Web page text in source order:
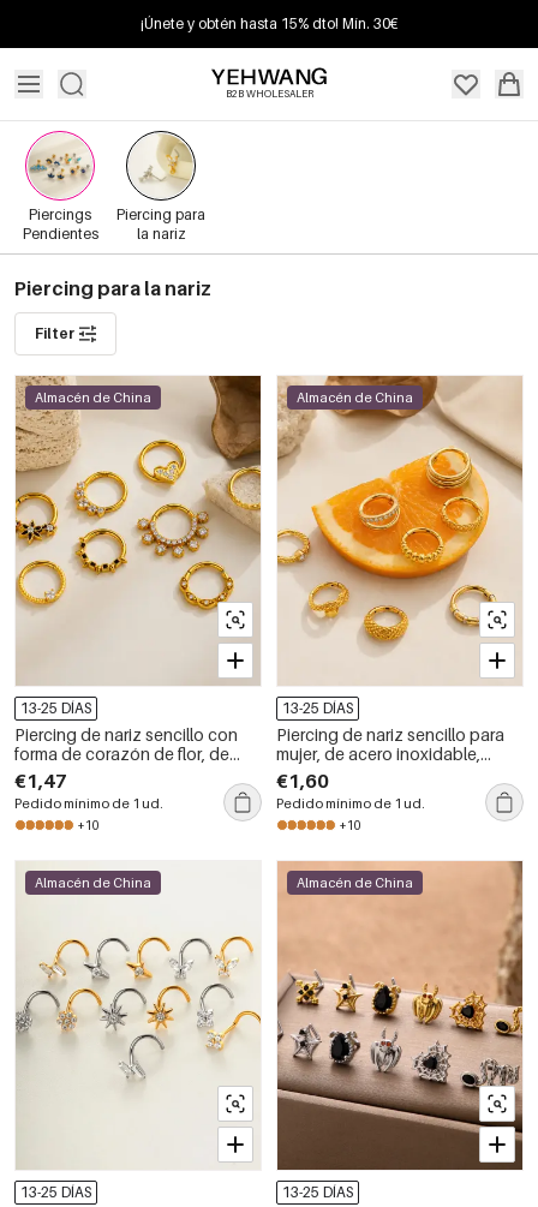
¡Únete y obtén hasta 15% dto! Mín. 30€
B2B WHOLESALER
Piercings
Pendientes
Piercing para
la nariz
Piercing para la nariz
Filter
Almacén de China
13-25 DÍAS
Piercing de nariz sencillo con
forma de corazón de flor, de
acero inoxidable, resistente al
agua, color dorado y circonita,
para mujer.
€1,47
Pedido mínimo de 1 ud.
+10
Almacén de China
13-25 DÍAS
Piercing de nariz sencillo para
mujer, de acero inoxidable,
resistente al agua, color dorado
y con circonita, con diseño de
serpiente.
€1,60
Pedido mínimo de 1 ud.
+10
Almacén de China
13-25 DÍAS
Almacén de China
13-25 DÍAS